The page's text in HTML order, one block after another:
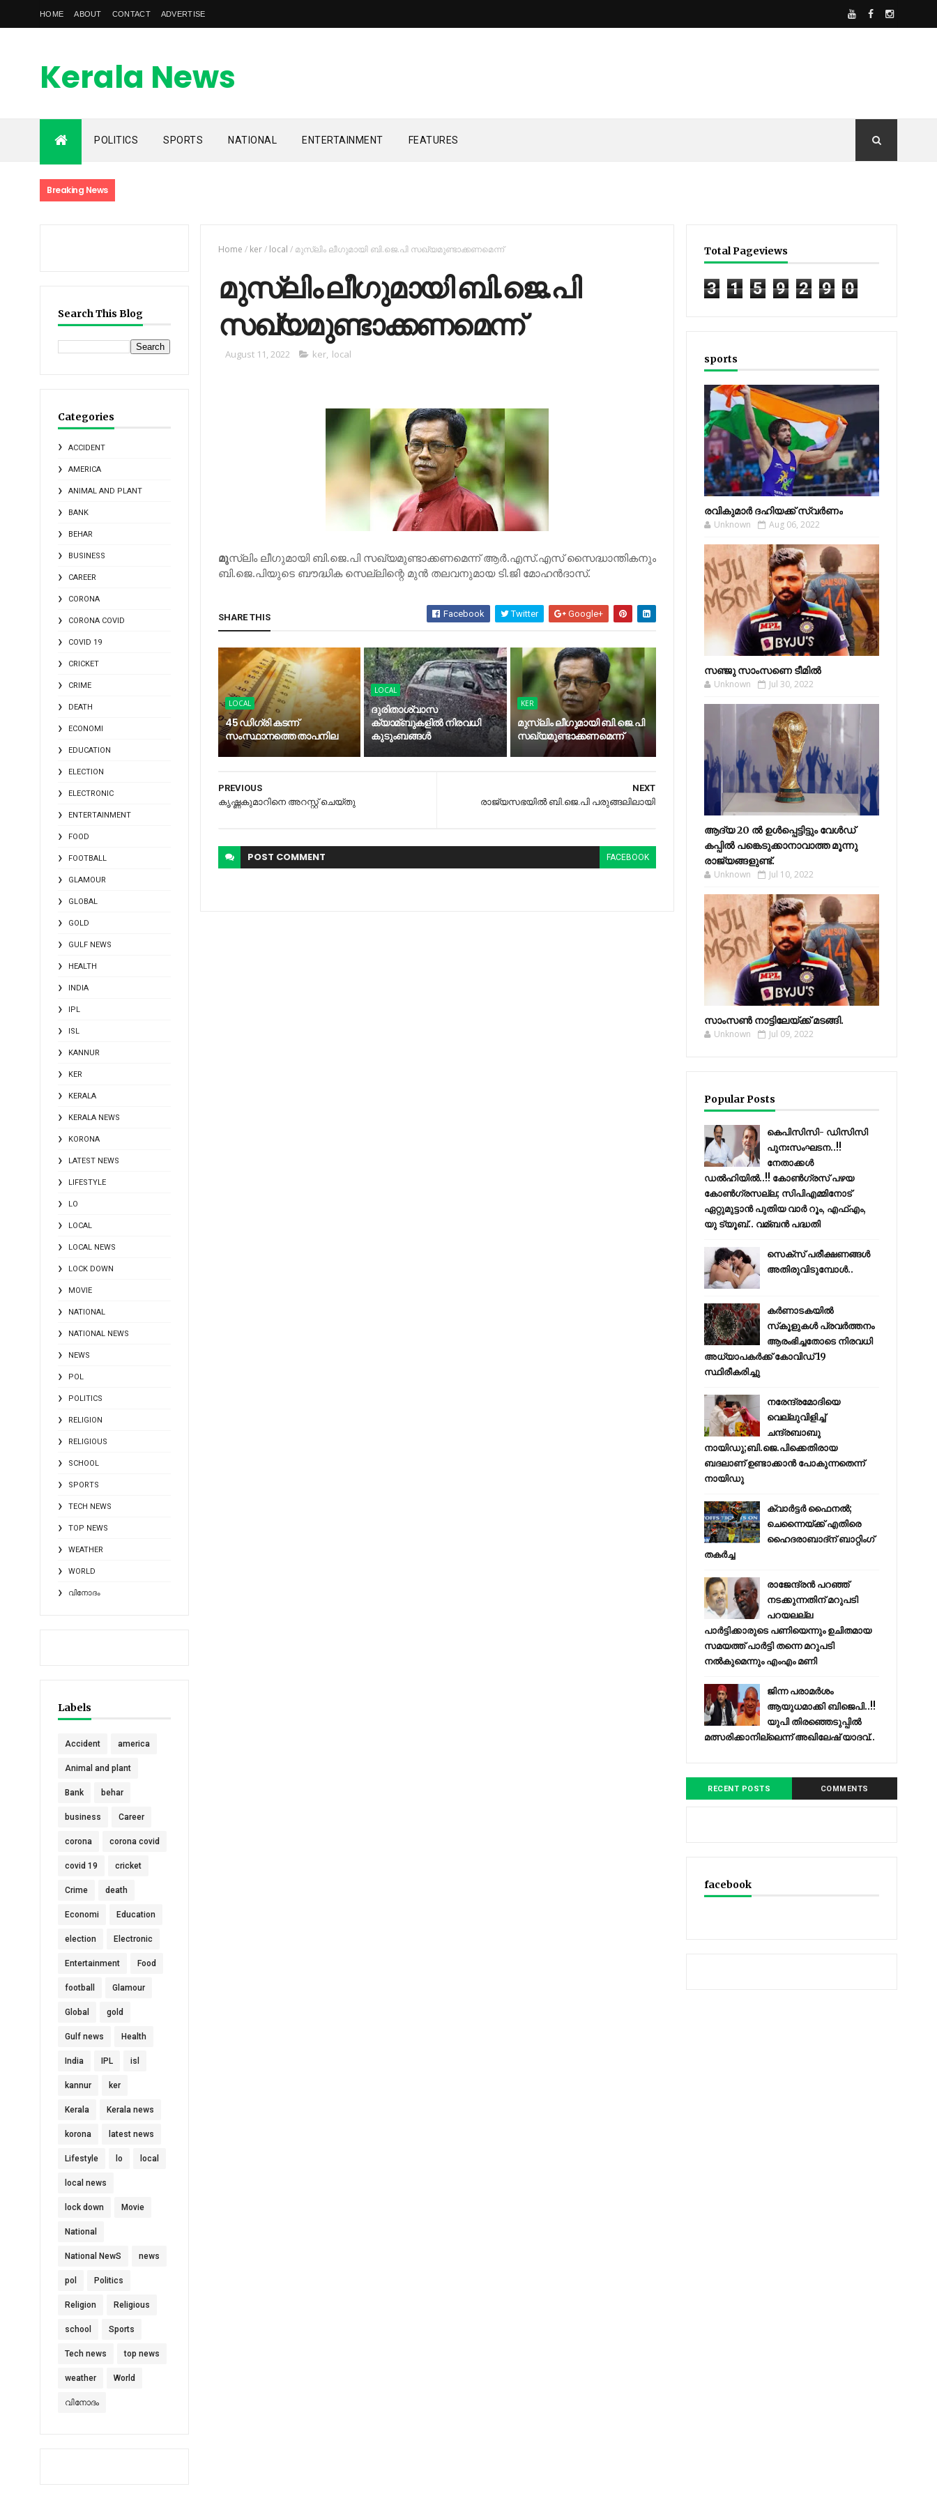
HOME ABOUT CONTACT ADVERTISE
Kerala News
Feed
kerala news feed is the one of the best malayalam online
POLITICS SPORTS NATIONAL ENTERTAINMENT FEATURES
Breaking News
Search This Blog
Categories
ACCIDENT
AMERICA
ANIMAL AND PLANT
BANK
BEHAR
BUSINESS
CAREER
CORONA
CORONA COVID
COVID 19
CRICKET
CRIME
DEATH
ECONOMI
EDUCATION
ELECTION
ELECTRONIC
ENTERTAINMENT
FOOD
FOOTBALL
GLAMOUR
GLOBAL
GOLD
GULF NEWS
HEALTH
INDIA
IPL
ISL
KANNUR
KER
KERALA
KERALA NEWS
KORONA
LATEST NEWS
LIFESTYLE
LO
LOCAL
LOCAL NEWS
LOCK DOWN
MOVIE
NATIONAL
NATIONAL NEWS
NEWS
POL
POLITICS
RELIGION
RELIGIOUS
SCHOOL
SPORTS
TECH NEWS
TOP NEWS
WEATHER
WORLD
വിനോദം
Labels
Accident america
Animal and plant
Bank behar
business Career
corona corona covid
covid 19 cricket
Crime death
Economi Education
election Electronic
Entertainment Food
football Glamour
Global gold
Gulf news Health
India IPL isl
kannur ker
Kerala Kerala news
korona latest news
Lifestyle lo local
local news
lock down Movie
National
National NewS news
pol Politics
Religion Religious
school Sports
Tech news top news
weather World
വിനോദം
Home / ker/ local / മുസ്‍ലിം ലീഗുമായി ബി.ജെ.പി സഖ്യമുണ്ടാക്കണമെന്ന്
മുസ്‍ലിം ലീഗുമായി ബി.ജെ.പി
സഖ്യമുണ്ടാക്കണമെന്ന്
August 11, 2022 ker, local
മുസ്‍ലിം ലീഗുമായി ബി.ജെ.പി സഖ്യമുണ്ടാക്കണമെന്ന് ആര്‍.എസ്.എസ് സൈദ്ധാന്തികനും
ബി.ജെ.പിയുടെ ബൗദ്ധിക സെല്ലിന്റെ മുന്‍ തലവനുമായ ടി.ജി മോഹന്‍ദാസ്.
SHARE THIS Facebook Twitter Google+
LOCAL
45 ഡിഗ്രി കടന്ന്
സംസ്ഥാനത്തെ താപനില
LOCAL
ദുരിതാശ്വാസ
ക്യാമ്ബുകളിൽ നിരവധി
കുടുംബങ്ങൾ
KER
മുസ്‍ലിം ലീഗുമായി ബി.ജെ.പി
സഖ്യമുണ്ടാക്കണമെന്ന്
NEXT
രാജ്യസഭയില്‍ ബി.ജെ.പി പരുങ്ങലിലായി
PREVIOUS
കൃഷ്ണകുമാറിനെ അറസ്റ്റ് ചെയ്തു
POST COMMENT FACEBOOK
Total Pageviews
3 1 5 9 2 9 0
sports
രവികുമാര്‍ ദഹിയക്ക് സ്വര്‍ണം
Unknown Aug 06, 2022
സഞ്ജു സാംസണെ ടീമില്‍
Unknown Jul 30, 2022
ആദ്യ 20 ല്‍ ഉള്‍പ്പെട്ടിട്ടും വേള്‍ഡ്
കപ്പില്‍ പങ്കെടുക്കാനാവാത്ത മൂന്നു
രാജ്യങ്ങളുണ്ട്.
Unknown Jul 10, 2022
സാംസണ്‍ നാട്ടിലേയ്‌ക്ക് മടങ്ങി.
Unknown Jul 09, 2022
Popular Posts
കെപിസിസി- ഡിസിസി
പുനഃസംഘടന..!!
നേതാക്കൾ
ഡൽഹിയിൽ..!! കോണ്‍ഗ്രസ് പഴയ
കോണ്‍ഗ്രസല്ല; സിപിഎമ്മിനോട്
ഏറ്റുമുട്ടാന്‍ പുതിയ വാര്‍ റൂം, എഫ്‌എം,
യു ട്യൂബ്.. വമ്ബന്‍ പദ്ധതി
സെക്സ് പരീക്ഷണങ്ങൾ
അതിരുവിടുമ്പോൾ..
കര്‍ണാടകയില്‍
സ്‌കൂളുകള്‍ പ്രവര്‍ത്തനം
ആരംഭിച്ചതോടെ നിരവധി
അധ്യാപകര്‍ക്ക് കോവിഡ് 19
സ്ഥിരീകരിച്ചു
നരേന്ദ്രമോദിയെ
വെല്ലുവിളിച്ച്
ചന്ദ്രബാബു
നായിഡു;ബി.ജെ.പിക്കെതിരായ
ബദലാണ് ഉണ്ടാക്കാന്‍ പോകുന്നതെന്ന്
നായിഡു
ക്വാർട്ടർ ഫൈനൽ;
ചെന്നൈയ്ക്ക് എതിരെ
ഹൈദരാബാദ്ന് ബാറ്റിംഗ്
തകർച്ച
രാജേന്ദ്രന്‍ പറഞ്ഞ്
നടക്കുന്നതിന് മറുപടി
പറയലല്ല
പാര്‍ട്ടിക്കാരുടെ പണിയെന്നും ഉചിതമായ
സമയത്ത് പാര്‍ട്ടി തന്നെ മറുപടി
നല്‍കുമെന്നും എംഎം മണി
ജിന്ന പരാമര്‍ശം
ആയുധമാക്കി ബിജെപി..!!
യുപി തിരഞ്ഞെടുപ്പില്‍
മത്സരിക്കാനില്ലെന്ന് അഖിലേഷ് യാദവ്..
RECENT POSTS COMMENTS
facebook